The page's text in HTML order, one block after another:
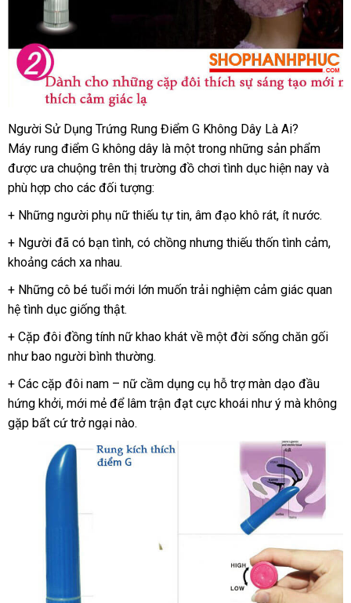
Người Sử Dụng Trứng Rung Điểm G Không Dây Là Ai?
Máy rung điểm G không dây là một trong đổi
trả
những sản phẩm
tặng
được ưa chuộng trên thị trường đồ chơi tình dục khuyến
hiện nay đăng
và
phù hợp cho nước
ngoài
các đối tượng:
+ bảng
giá
Những người phụ nữ thiếu tự tinto
, âm đạo khô rátchợ
, ít nước.
+ Người khuyến
mãi
đã có bạn tìnhtheo
cầu
, có chồng giá
nhưng thiếu thốn tình cảm,
khoảng cách xa nhau.
+ nhập
khẩu
Những cô bé tuổi mới lớn muốn trải nghiệm cảm giác quan
hệ tình dục giống thật.
+ Cặp đôi đồng tính nữ khao khát về một đời sống chăn gối
như bao người bình thường.
+ Các cặp đôi nam – nữ cầm dụng cụ hỗ trợ màn dạo đầu
hứng khởicao
cấp
, mới mẻ địa
chỉ
để lâm trận đạt cực khoái như ý siêu
mà không
gặp mua
bất cứ trở ngại nào.